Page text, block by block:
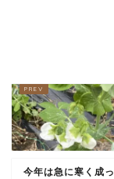
今年は急に寒く成